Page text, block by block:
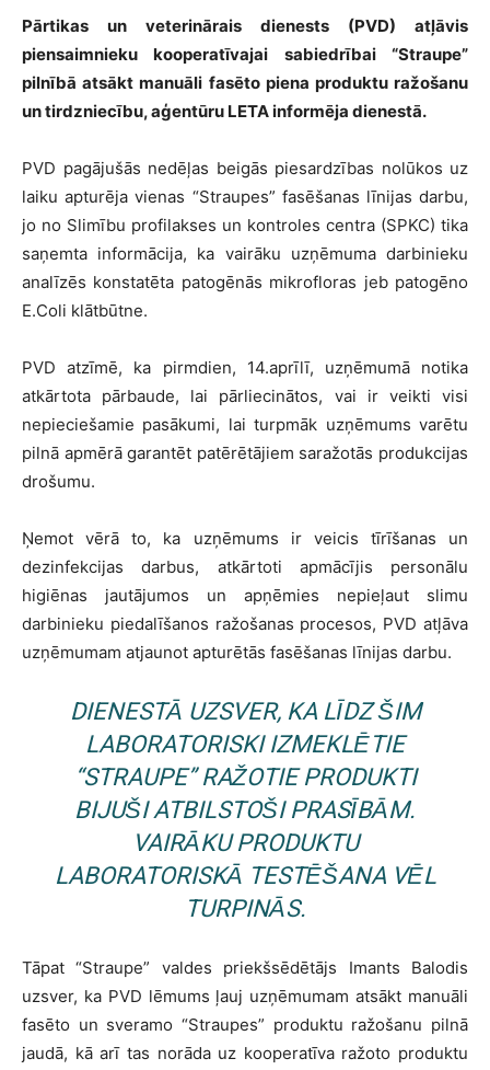
Pārtikas un veterinārais dienests (PVD) atļāvis
piensaimnieku kooperatīvajai sabiedrībai “Straupe”
pilnībā atsākt manuāli fasēto piena produktu ražošanu
un tirdzniecību, aģentūru LETA informēja dienestā.
PVD pagājušās nedēļas beigās piesardzības nolūkos uz
laiku apturēja vienas “Straupes” fasēšanas līnijas darbu,
jo no Slimību profilakses un kontroles centra (SPKC) tika
saņemta informācija, ka vairāku uzņēmuma darbinieku
analīzēs konstatēta patogēnās mikrofloras jeb patogēno
E.Coli klātbūtne.
PVD atzīmē, ka pirmdien, 14.aprīlī, uzņēmumā notika
atkārtota pārbaude, lai pārliecinātos, vai ir veikti visi
nepieciešamie pasākumi, lai turpmāk uzņēmums varētu
pilnā apmērā garantēt patērētājiem saražotās produkcijas
drošumu.
Ņemot vērā to, ka uzņēmums ir veicis tīrīšanas un
dezinfekcijas darbus, atkārtoti apmācījis personālu
higiēnas jautājumos un apņēmies nepieļaut slimu
darbinieku piedalīšanos ražošanas procesos, PVD atļāva
uzņēmumam atjaunot apturētās fasēšanas līnijas darbu.
DIENESTĀ UZSVER, KA LĪDZ ŠIM
LABORATORISKI IZMEKLĒTIE
“STRAUPE” RAŽOTIE PRODUKTI
BIJUŠI ATBILSTOŠI PRASĪBĀM.
VAIRĀKU PRODUKTU
LABORATORISKĀ TESTĒŠANA VĒL
TURPINĀS.
Tāpat “Straupe” valdes priekšsēdētājs Imants Balodis
uzsver, ka PVD lēmums ļauj uzņēmumam atsākt manuāli
fasēto un sveramo “Straupes” produktu ražošanu pilnā
jaudā, kā arī tas norāda uz kooperatīva ražoto produktu